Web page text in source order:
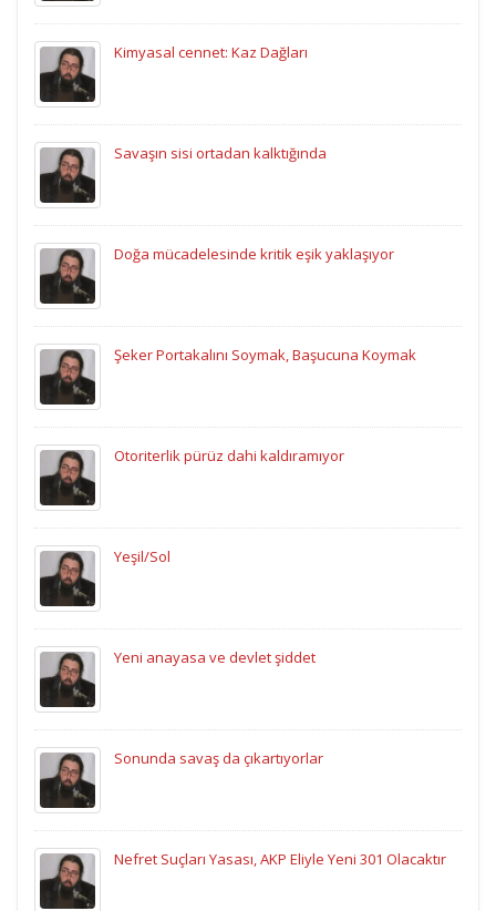
Kimyasal cennet: Kaz Dağları
Savaşın sisi ortadan kalktığında
Doğa mücadelesinde kritik eşik yaklaşıyor
Şeker Portakalını Soymak, Başucuna Koymak
Otoriterlik pürüz dahi kaldıramıyor
Yeşil/Sol
Yeni anayasa ve devlet şiddet
Sonunda savaş da çıkartıyorlar
Nefret Suçları Yasası, AKP Eliyle Yeni 301 Olacaktır